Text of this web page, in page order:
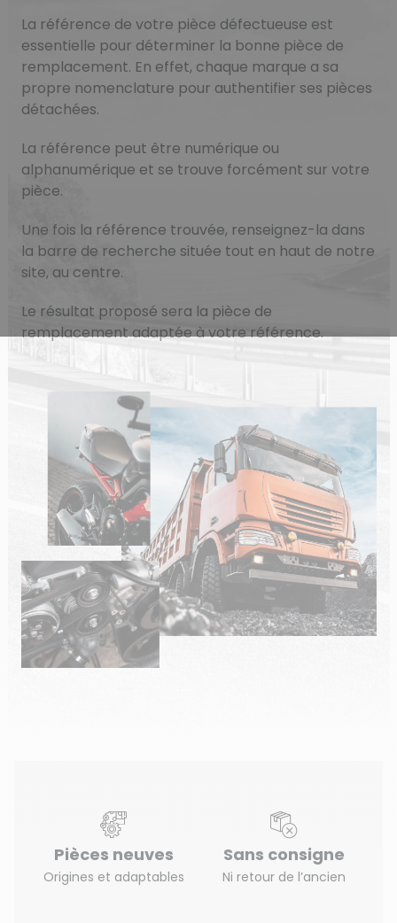
La référence de votre pièce défectueuse est
essentielle pour déterminer la bonne pièce de
remplacement. En effet, chaque marque a sa
propre nomenclature pour authentifier ses pièces
détachées.
La référence peut être numérique ou
alphanumérique et se trouve forcément sur votre
pièce.
Une fois la référence trouvée, renseignez-la dans
la barre de recherche située tout en haut de notre
site, au centre.
Le résultat proposé sera la pièce de
remplacement adaptée à votre référence.
Pièces neuves
Origines et adaptables
Sans consigne
Ni retour de l’ancien